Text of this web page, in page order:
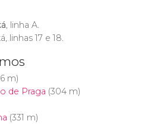
, linha A.
linhas 17 e 18.
m)
de Praga (304 m)
(331 m)